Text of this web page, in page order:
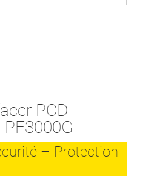
PCD
PF3000G
– Protection